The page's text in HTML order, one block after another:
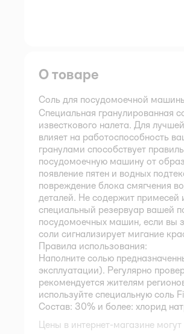
О товаре
Соль для посудомоечной
Специальная гранулированная
известкового налета. Для
влияет на работоспособность
гранулами способствует
посудомоечную машину от
появление пятен и водных
повреждение блока смягчения
деталей. Не содержит
специальный резервуар вашей
посудомоечных машин, если вы
соли сигнализирует мигание
Правила использования:
Наполните солью
эксплуатации). Регулярно
рекомендуется жителям
используйте специальную соль
Состав: 30% и более: хлорид
Цены в интернет-магазине